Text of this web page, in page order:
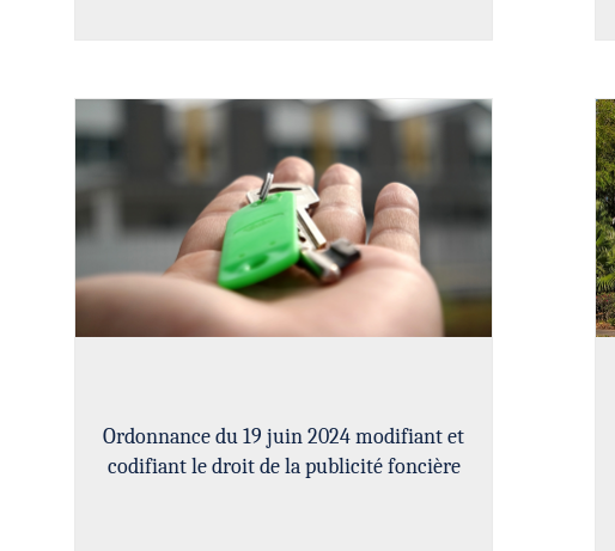
Ordonnance du 19 juin 2024 modifiant et
codifiant le droit de la publicité foncière